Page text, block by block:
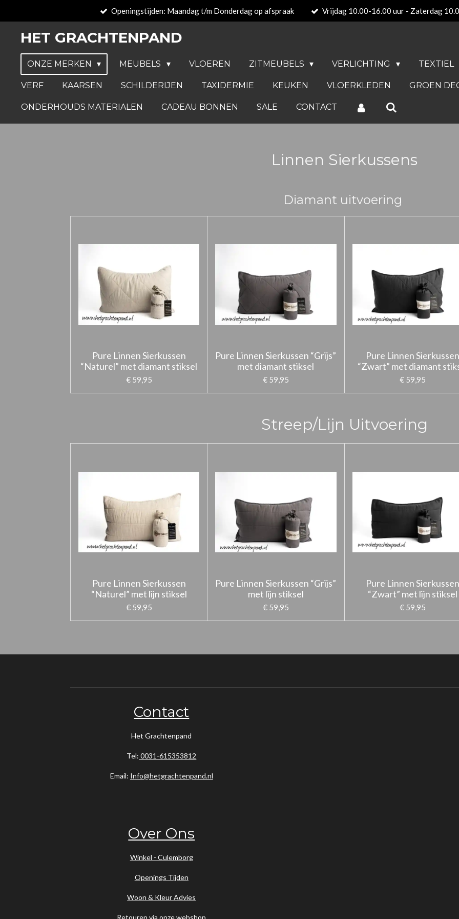
hoofdinhoud
Openingstijden: Maandag t/m Donderdag op afspraak Vrijdag 10.00-16.00 uur - Zaterdag
HET GRACHTENPAND
ONZE MERKEN MEUBELS VLOEREN ZITMEUBELS VERLICHTING TEXTIEL
VERF KAARSEN SCHILDERIJEN TAXIDERMIE KEUKEN VLOERKLEDEN GROEN
ONDERHOUDS MATERIALEN CADEAU BONNEN SALE CONTACT
Linnen Sierkussens
Diamant uitvoering
Pure Linnen Sierkussen
“Naturel” met diamant stiksel
€ 59,95
Pure Linnen Sierkussen “Grijs”
met diamant stiksel
€ 59,95
Pure Linnen
“Zwart” met diamant
€ 59,95
Streep/Lijn Uitvoering
Pure Linnen Sierkussen
“Naturel” met lijn stiksel
€ 59,95
Pure Linnen Sierkussen “Grijs”
met lijn stiksel
€ 59,95
Pure Linnen
“Zwart” met lijn stiksel
€ 59,95
Contact
Het Grachtenpand
Tel: 0031-615353812
Email: Info@hetgrachtenpand.nl
Over Ons
Winkel - Culemborg
Openings Tijden
Woon & Kleur Advies
Retouren via onze webshop